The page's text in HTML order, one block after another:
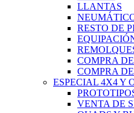
LLANTAS
RESTO DE
COMPRA
COMPRA
ESPECIAL 4X4 Y
VENTA DE